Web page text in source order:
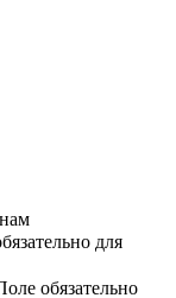
для
обязательно